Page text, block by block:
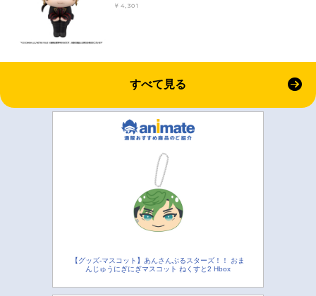
￥4,301
すべて見る
【グッズ-マスコット】あんさんぶるスターズ！！ おま
んじゅうにぎにぎマスコット ねくすと2 Hbox